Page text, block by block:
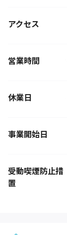
アクセス
営業時間
休業日
事業開始日
受動喫煙防止措
置